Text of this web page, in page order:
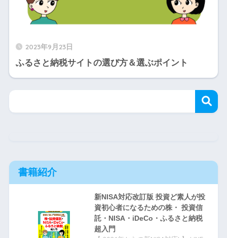
2023年9月23日
ふるさと納税サイトの選び方＆選ぶポイント
書籍紹介
新NISA対応改訂版 投資ど素人が投
資初心者になるための株・ 投資信
託・NISA・iDeCo・ふるさと納税
超入門